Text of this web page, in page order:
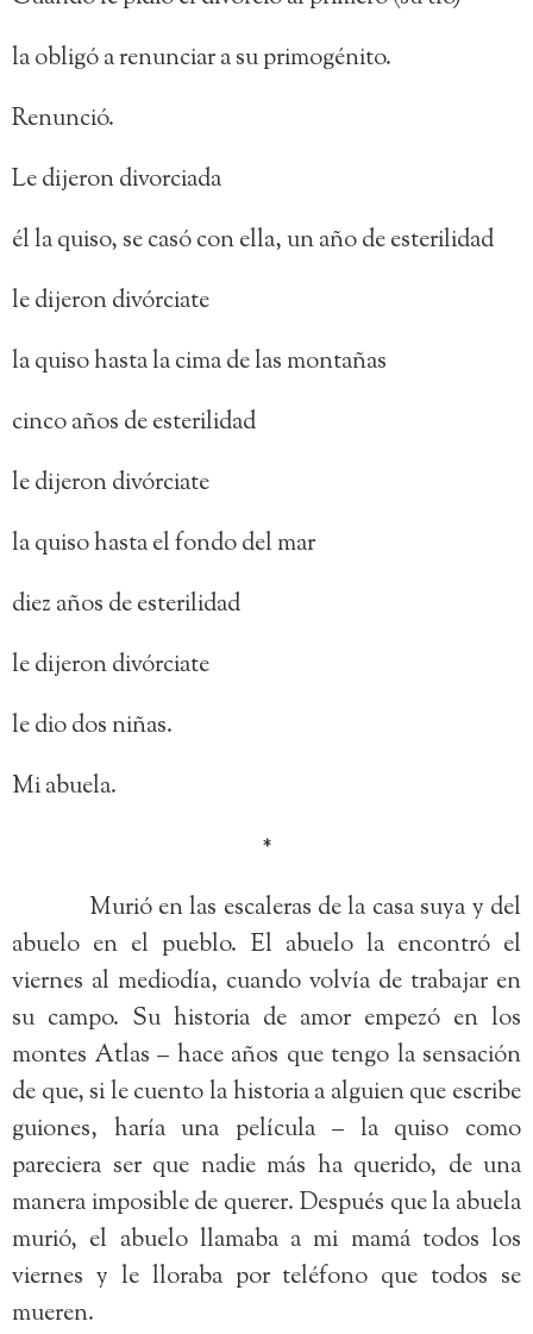
la obligó a renunciar a su primogénito.
Renunció.
Le dijeron divorciada
él la quiso, se casó con ella, un año de esterilidad
le dijeron divórciate
la quiso hasta la cima de las montañas
cinco años de esterilidad
le dijeron divórciate
la quiso hasta el fondo del mar
diez años de esterilidad
le dijeron divórciate
le dio dos niñas.
Mi abuela.
*
Murió en las escaleras de la casa suya y del
abuelo en el pueblo. El abuelo la encontró el
viernes al mediodía, cuando volvía de trabajar en
su campo. Su historia de amor empezó en los
montes Atlas – hace años que tengo la sensación
de que, si le cuento la historia a alguien que escribe
guiones, haría una película – la quiso como
pareciera ser que nadie más ha querido, de una
manera imposible de querer. Después que la abuela
murió, el abuelo llamaba a mi mamá todos los
viernes y le lloraba por teléfono que todos se
mueren.